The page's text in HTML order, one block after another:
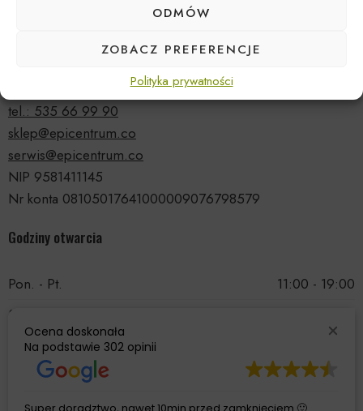
ODMÓW
ZOBACZ PREFERENCJE
Polityka prywatności
Epicentrum Gdynia Wielki Kack
Michał Domański
tel.: 535 66 99 90
sklep@epicentrum.co
serwis@epicentrum.co
NIP 9581411145
Nr konta 08105017641000009076798579
Godziny otwarcia
Pon. - Pt.
11:00 - 19:00
Sobota
Niedziela
Ocena doskonała
Na podstawie 302 opinii
Super doradztwo, nawet 10min przed zamknięciem 🙂